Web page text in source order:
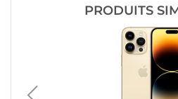
PRODUITS